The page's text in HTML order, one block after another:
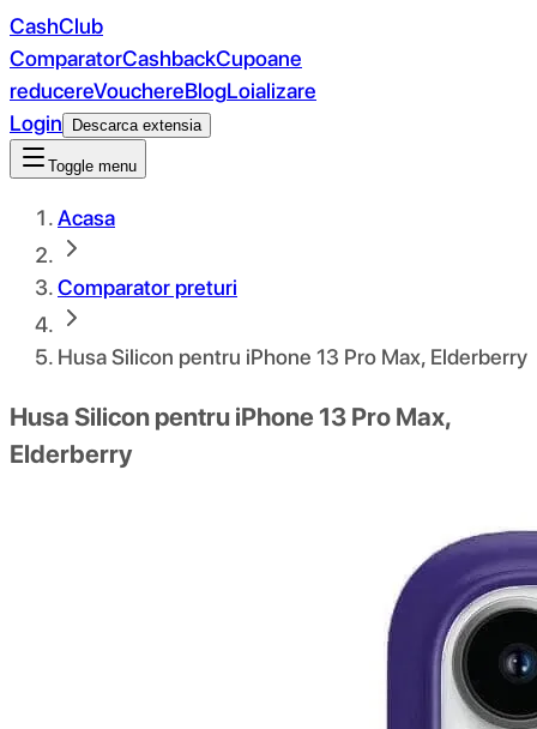
CashClub
ComparatorCashbackCupoane
reducereVouchereBlogLoializare
Login
Descarca extensia
Toggle menu
Acasa
Comparator preturi
Husa Silicon pentru iPhone 13 Pro Max, Elderberry
Husa Silicon pentru iPhone 13 Pro Max,
Elderberry